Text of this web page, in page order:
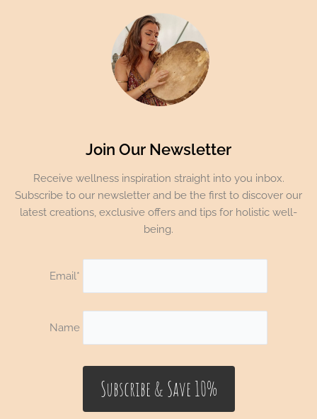
Join Our Newsletter
Receive wellness inspiration straight into you inbox.
Subscribe to our newsletter and be the first to discover our
latest creations, exclusive offers and tips for holistic well-
being.
Email*
Name